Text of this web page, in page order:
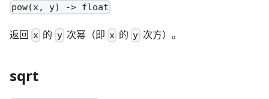
pow(x, y) -> float
返回 x 的 y次幂（即 x 的 y次方）。
sqrt